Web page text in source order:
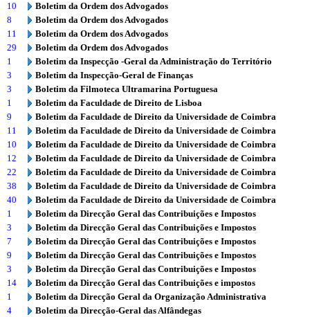
10
Boletim da Ordem dos Advogados
8
Boletim da Ordem dos Advogados
11
Boletim da Ordem dos Advogados
29
Boletim da Ordem dos Advogados
1
Boletim da Inspecção -Geral da Administração do Território
3
Boletim da Inspecção-Geral de Finanças
3
Boletim da Filmoteca Ultramarina Portuguesa
1
Boletim da Faculdade de Direito de Lisboa
9
Boletim da Faculdade de Direito da Universidade de Coimbra
11
Boletim da Faculdade de Direito da Universidade de Coimbra
10
Boletim da Faculdade de Direito da Universidade de Coimbra
12
Boletim da Faculdade de Direito da Universidade de Coimbra
22
Boletim da Faculdade de Direito da Universidade de Coimbra
38
Boletim da Faculdade de Direito da Universidade de Coimbra
40
Boletim da Faculdade de Direito da Universidade de Coimbra
1
Boletim da Direcção Geral das Contribuições e Impostos
3
Boletim da Direcção Geral das Contribuições e Impostos
7
Boletim da Direcção Geral das Contribuições e Impostos
9
Boletim da Direcção Geral das Contribuições e Impostos
3
Boletim da Direcção Geral das Contribuições e Impostos
14
Boletim da Direcção Geral das Contribuições e impostos
1
Boletim da Direcção Geral da Organização Administrativa
4
Boletim da Direcção-Geral das Alfândegas